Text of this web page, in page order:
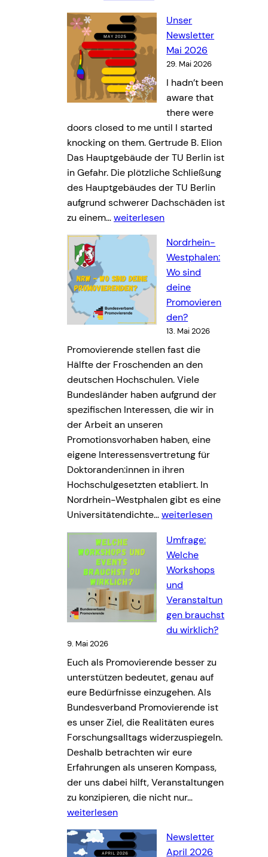
n
i
n
e
v
e
s
a
m
m
l
u
n
g
m
a
k
t
e
l
l
e
n
W
i
s
s
Z
e
i
t
V
G
Unser
Newsletter
Mai 2026
29. Mai 2026
I hadn’t been
aware that
there were
doors closed to me until I started
knocking on them. Gertrude B. Elion
Das Hauptgebäude der TU Berlin ist
in Gefahr. Die plötzliche Schließung
des Hauptgebäudes der TU Berlin
aufgrund schwerer Dachschäden ist
zu einem…U
n
r
N
e
w
l
e
t
t
e
r
M
a
i
2
0
2
6
weiterlesen
Nordrhein-
Westphalen:
Wo sind
deine
Promovieren
den?
13. Mai 2026
Promovierende stellen fast die
Hälfte der Froschenden an den
deutschen Hochschulen. Viele
Bundesländer haben aufgrund der
spezifischen Interessen, die wir in
der Arbeit an unseren
Promotionsvorhaben haben, eine
eigene Interessensvertretung für
Doktoranden:innen in ihren
Hochschulgesetzten etabliert. In
Nordrhein-Westphalen gibt es eine
Universitätendichte…N
d
W
e
s
t
p
h
a
l
e
n
weiterlesen
Umfrage:
Welche
Workshops
und
Veranstaltun
gen brauchst
du wirklich?
9. Mai 2026
Euch als Promovierende besser zu
unterstützen bedeutet, genau auf
eure Bedürfnisse einzugehen. Als
Bundesverband Promovierende ist
es unser Ziel, die Realitäten eures
Forschungsalltags widerzuspiegeln.
Deshalb betrachten wir eure
Erfahrungen als unseren Kompass,
der uns dabei hilft, Veranstaltungen
zu konzipieren, die nicht nur…
r
weiterlesen
Newsletter
April 2026